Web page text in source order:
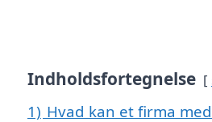
Indholdsfortegnelse
1) Hvad kan et firma